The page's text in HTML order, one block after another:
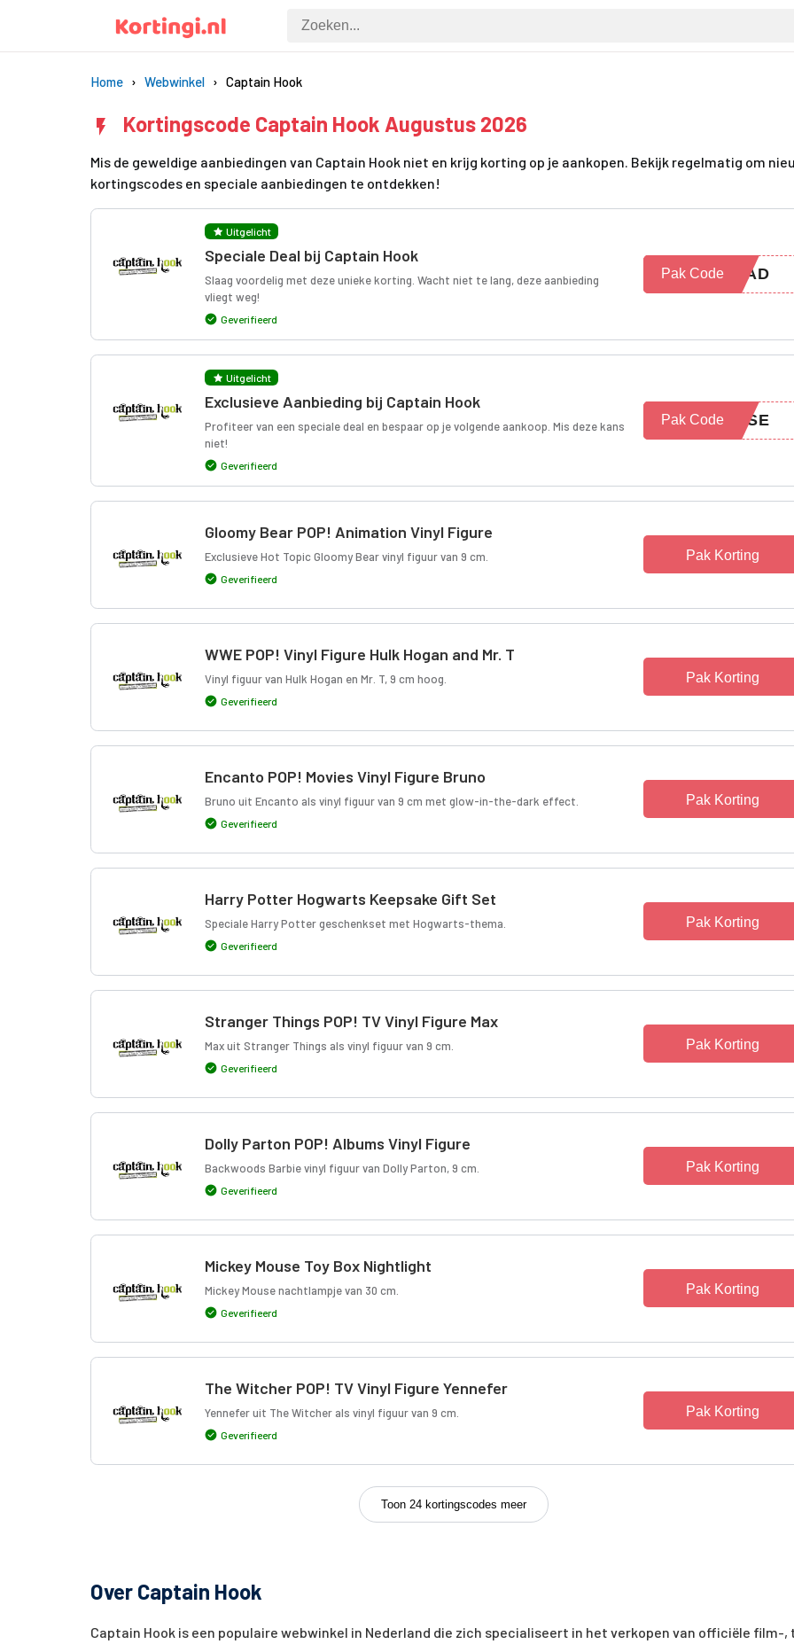
Home Webwinkel Captain Hook
Kortingscode Captain Hook Augustus 2026
Mis de geweldige aanbiedingen van Captain Hook niet en krijg korting op je aankopen. Bekijk regelmatig om
kortingscodes en speciale aanbiedingen te ontdekken!
Uitgelicht
Speciale Deal bij Captain Hook
Slaag voordelig met deze unieke korting. Wacht niet te lang, deze aanbieding
vliegt weg!
Geverifieerd
SRAD
Pak Code
Uitgelicht
Exclusieve Aanbieding bij Captain Hook
Profiteer van een speciale deal en bespaar op je volgende aankoop. Mis deze kans
niet!
Geverifieerd
TSSE
Pak Code
Gloomy Bear POP! Animation Vinyl Figure
Exclusieve Hot Topic Gloomy Bear vinyl figuur van 9 cm.
Geverifieerd
Pak Korting
WWE POP! Vinyl Figure Hulk Hogan and Mr. T
Vinyl figuur van Hulk Hogan en Mr. T, 9 cm hoog.
Geverifieerd
Pak Korting
Encanto POP! Movies Vinyl Figure Bruno
Bruno uit Encanto als vinyl figuur van 9 cm met glow-in-the-dark effect.
Geverifieerd
Pak Korting
Harry Potter Hogwarts Keepsake Gift Set
Speciale Harry Potter geschenkset met Hogwarts-thema.
Geverifieerd
Pak Korting
Stranger Things POP! TV Vinyl Figure Max
Max uit Stranger Things als vinyl figuur van 9 cm.
Geverifieerd
Pak Korting
Dolly Parton POP! Albums Vinyl Figure
Backwoods Barbie vinyl figuur van Dolly Parton, 9 cm.
Geverifieerd
Pak Korting
Mickey Mouse Toy Box Nightlight
Mickey Mouse nachtlampje van 30 cm.
Geverifieerd
Pak Korting
The Witcher POP! TV Vinyl Figure Yennefer
Yennefer uit The Witcher als vinyl figuur van 9 cm.
Geverifieerd
Pak Korting
Toon 24 kortingscodes meer
Over Captain Hook
Captain Hook is een populaire webwinkel in Nederland die zich specialiseert in het verkopen van officiële film-,